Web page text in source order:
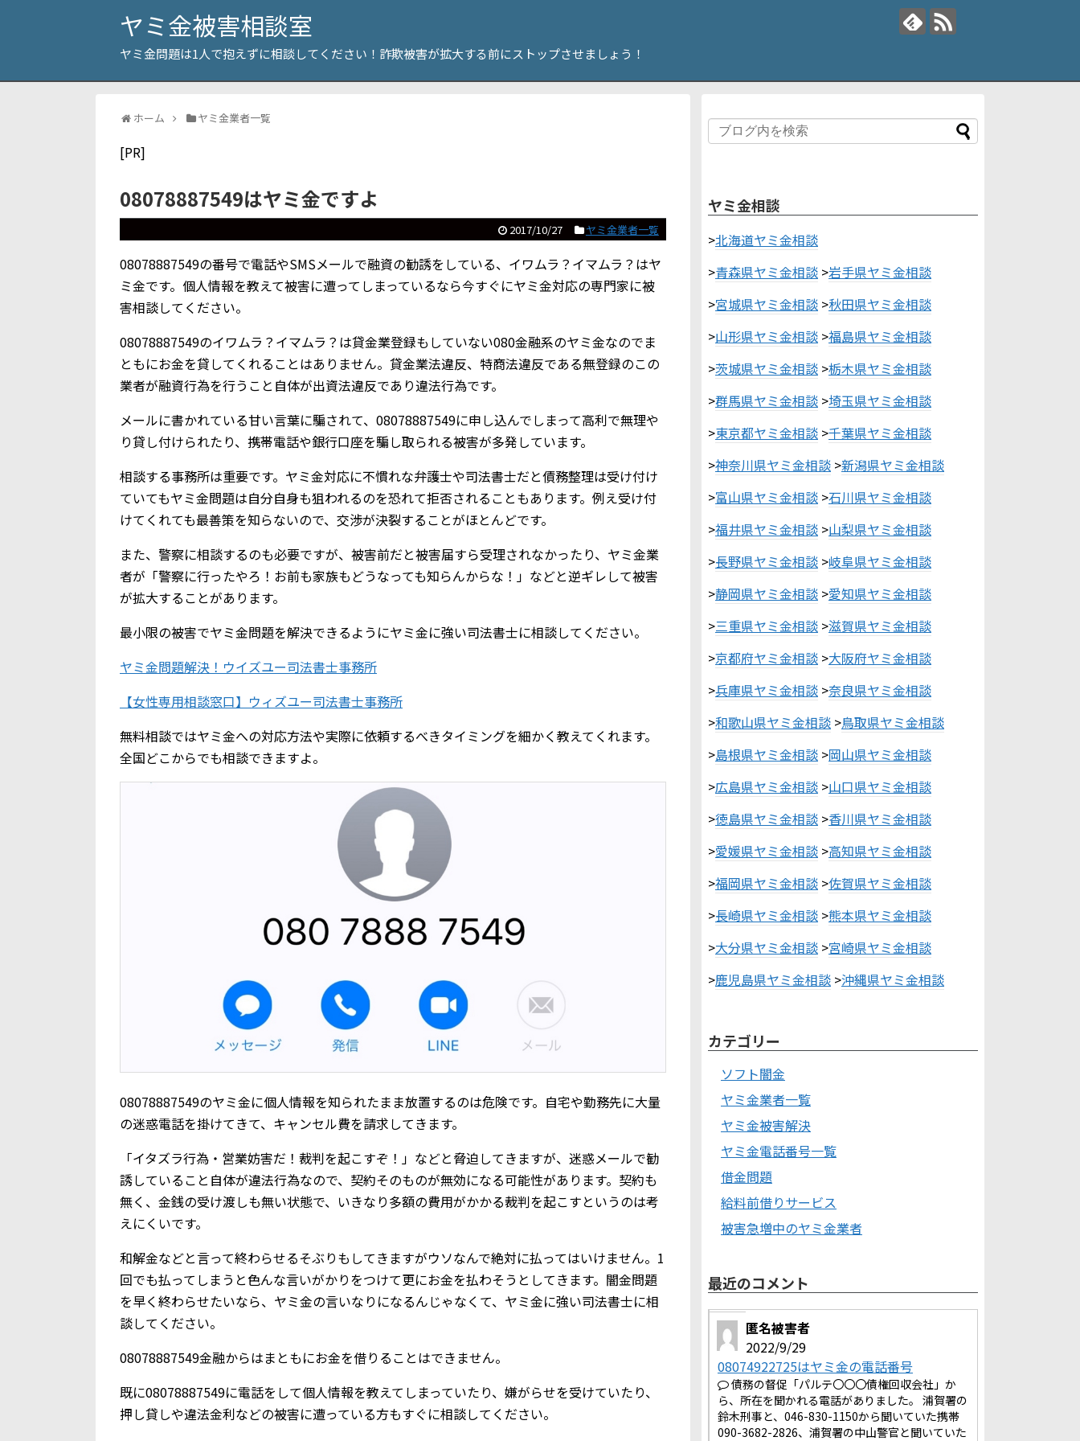
ヤミ金被害相談室
ヤミ金問題は1人で抱えずに相談してください！詐欺被害が拡大する前にストップさせましょう！
ホーム ヤミ金業者一覧
[PR]
08078887549はヤミ金ですよ
2017/10/27 ヤミ金業者一覧
08078887549の番号で電話やSMSメールで融資の勧誘をしている、イワムラ？イマムラ？はヤ
ミ金です。個人情報を教えて被害に遭ってしまっているなら今すぐにヤミ金対応の専門家に被
害相談してください。
08078887549のイワムラ？イマムラ？は貸金業登録もしていない080金融系のヤミ金なのでま
ともにお金を貸してくれることはありません。貸金業法違反、特商法違反である無登録のこの
業者が融資行為を行うこと自体が出資法違反であり違法行為です。
メールに書かれている甘い言葉に騙されて、08078887549に申し込んでしまって高利で無理や
り貸し付けられたり、携帯電話や銀行口座を騙し取られる被害が多発しています。
相談する事務所は重要です。ヤミ金対応に不慣れな弁護士や司法書士だと債務整理は受け付け
ていてもヤミ金問題は自分自身も狙われるのを恐れて拒否されることもあります。例え受け付
けてくれても最善策を知らないので、交渉が決裂することがほとんどです。
また、警察に相談するのも必要ですが、被害前だと被害届すら受理されなかったり、ヤミ金業
者が「警察に行ったやろ！お前も家族もどうなっても知らんからな！」などと逆ギレして被害
が拡大することがあります。
最小限の被害でヤミ金問題を解決できるようにヤミ金に強い司法書士に相談してください。
ヤミ金問題解決！ウイズユー司法書士事務所
【女性専用相談窓口】ウィズユー司法書士事務所
無料相談ではヤミ金への対応方法や実際に依頼するべきタイミングを細かく教えてくれます。
全国どこからでも相談できますよ。
08078887549のヤミ金に個人情報を知られたまま放置するのは危険です。自宅や勤務先に大量
の迷惑電話を掛けてきて、キャンセル費を請求してきます。
「イタズラ行為・営業妨害だ！裁判を起こすぞ！」などと脅迫してきますが、迷惑メールで勧
誘していること自体が違法行為なので、契約そのものが無効になる可能性があります。契約も
無く、金銭の受け渡しも無い状態で、いきなり多額の費用がかかる裁判を起こすというのは考
えにくいです。
和解金などと言って終わらせるそぶりもしてきますがウソなんで絶対に払ってはいけません。1
回でも払ってしまうと色んな言いがかりをつけて更にお金を払わそうとしてきます。闇金問題
を早く終わらせたいなら、ヤミ金の言いなりになるんじゃなくて、ヤミ金に強い司法書士に相
談してください。
08078887549金融からはまともにお金を借りることはできません。
既に08078887549に電話をして個人情報を教えてしまっていたり、嫌がらせを受けていたり、
押し貸しや違法金利などの被害に遭っている方もすぐに相談してください。
ヤミ金相談
>北海道ヤミ金相談
>青森県ヤミ金相談 >岩手県ヤミ金相談
>宮城県ヤミ金相談 >秋田県ヤミ金相談
>山形県ヤミ金相談 >福島県ヤミ金相談
>茨城県ヤミ金相談 >栃木県ヤミ金相談
>群馬県ヤミ金相談 >埼玉県ヤミ金相談
>東京都ヤミ金相談 >千葉県ヤミ金相談
>神奈川県ヤミ金相談 >新潟県ヤミ金相談
>富山県ヤミ金相談 >石川県ヤミ金相談
>福井県ヤミ金相談 >山梨県ヤミ金相談
>長野県ヤミ金相談 >岐阜県ヤミ金相談
>静岡県ヤミ金相談 >愛知県ヤミ金相談
>三重県ヤミ金相談 >滋賀県ヤミ金相談
>京都府ヤミ金相談 >大阪府ヤミ金相談
>兵庫県ヤミ金相談 >奈良県ヤミ金相談
>和歌山県ヤミ金相談 >鳥取県ヤミ金相談
>島根県ヤミ金相談 >岡山県ヤミ金相談
>広島県ヤミ金相談 >山口県ヤミ金相談
>徳島県ヤミ金相談 >香川県ヤミ金相談
>愛媛県ヤミ金相談 >高知県ヤミ金相談
>福岡県ヤミ金相談 >佐賀県ヤミ金相談
>長崎県ヤミ金相談 >熊本県ヤミ金相談
>大分県ヤミ金相談 >宮崎県ヤミ金相談
>鹿児島県ヤミ金相談 >沖縄県ヤミ金相談
カテゴリー
ソフト闇金
ヤミ金業者一覧
ヤミ金被害解決
ヤミ金電話番号一覧
借金問題
給料前借りサービス
被害急増中のヤミ金業者
最近のコメント
匿名被害者
2022/9/29
08074922725はヤミ金の電話番号
債務の督促「パルテ〇〇〇債権回収会社」か
ら、所在を聞かれる電話がありました。 浦賀署の
鈴木刑事と、046-830-1150から聞いていた携帯
090-3682-2826、浦賀署の中山警官と聞いていた